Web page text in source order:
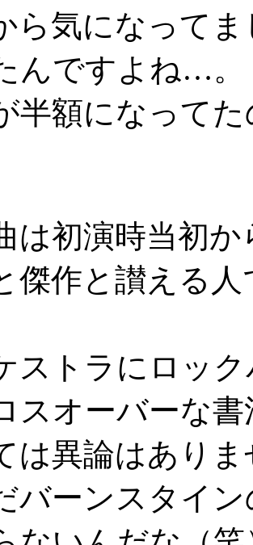
ら気になって
んですよね…。
半額になって
は初演時当初
傑作と讃える
ストラにロッ
スオーバーな
は異論はあり
バーンスタイン